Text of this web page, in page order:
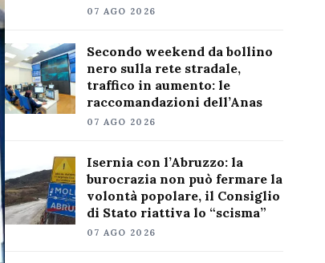
07 AGO 2026
Secondo weekend da bollino
nero sulla rete stradale,
traffico in aumento: le
raccomandazioni dell’Anas
07 AGO 2026
Isernia con l’Abruzzo: la
burocrazia non può fermare la
volontà popolare, il Consiglio
di Stato riattiva lo “scisma”
07 AGO 2026